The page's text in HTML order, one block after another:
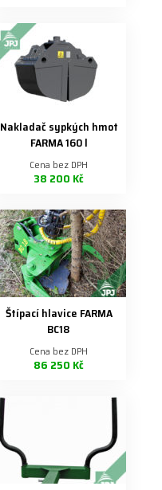
Nakladač sypkých hmot
FARMA 160 l
Cena bez DPH
38 200 Kč
Štípací hlavice FARMA
BC18
Cena bez DPH
86 250 Kč